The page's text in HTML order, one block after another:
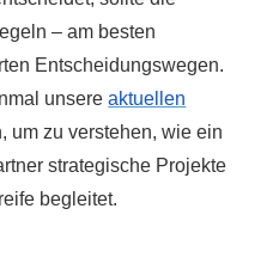
– am besten
Entscheidungswegen.
unsere aktuellen
um zu verstehen, wie ein
strategische Projekte
begleitet.